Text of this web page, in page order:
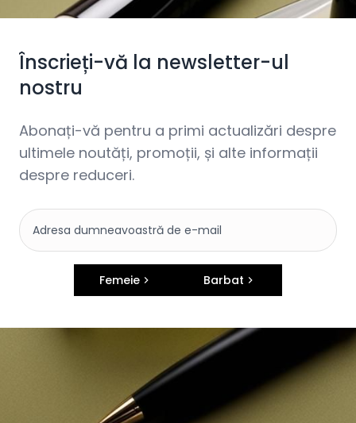
Înscrieți-vă la newsletter-ul
nostru
Abonați-vă pentru a primi actualizări despre
ultimele noutăți, promoții, și alte informații
despre reduceri.
Femeie Barbat